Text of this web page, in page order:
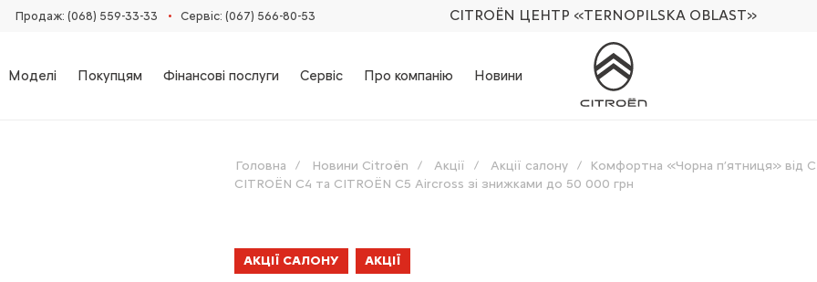
Продаж: (068) 559-33-33 • Сервіс: (067) 566-80-53 CITROËN ЦЕНТР «TERNOPILSKA OBLAST»
Моделі Покупцям Фінансові послуги Сервіс Про компанію Новини
Головна Новини Citroën Акції Акції салону
Комфортна «Чорна п’ятниця» від
CITROЁN C4 та CITROЁN C5 Aircross зі знижками до 50 000 грн
АКЦІЇ САЛОНУ АКЦІЇ